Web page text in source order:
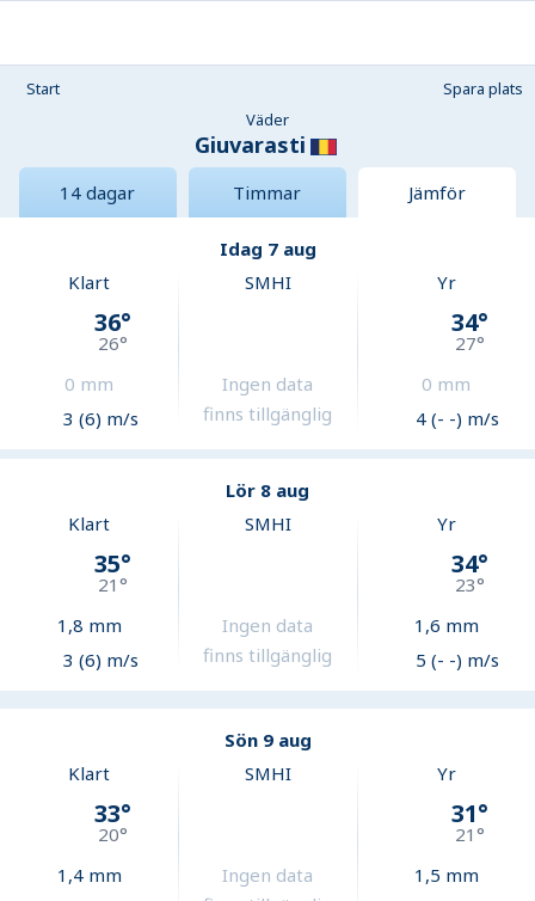
Start
Spara plats
Väder
Giuvarasti
14 dagar Timmar Jämför
Idag 7 aug
Klart
36°
26°
0 mm
3 (6) m/s
SMHI
Ingen data
finns tillgänglig
Yr
34°
27°
0 mm
4 (- -) m/s
Lör 8 aug
Klart
35°
21°
1,8 mm
3 (6) m/s
SMHI
Ingen data
finns tillgänglig
Yr
34°
23°
1,6 mm
5 (- -) m/s
Sön 9 aug
Klart
33°
20°
1,4mm
SMHI
Ingen data
Yr
31°
21°
1,5 mm